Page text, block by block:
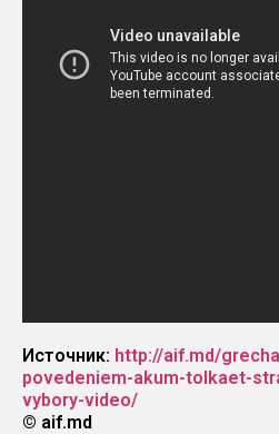
Источник: http://aif.md/
povedeniem-akum-tolkaet-
vybory-video/
© aif.md